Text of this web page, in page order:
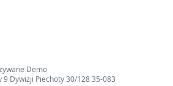
Demo
9 Dywizji Piechoty 30/128 35-083